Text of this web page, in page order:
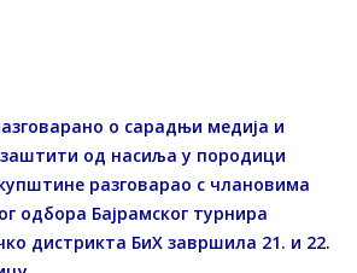
о сарадњи медија и
заштити од насиља у породици
разговарао с члановима
одбора Бајрамског турнира
дистрикта БиХ завршила 21. и 22.